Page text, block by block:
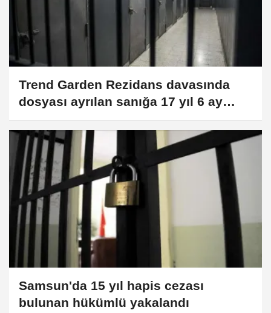
Trend Garden Rezidans davasında
dosyası ayrılan sanığa 17 yıl 6 ay
hapis
Samsun'da 15 yıl hapis cezası
bulunan hükümlü yakalandı